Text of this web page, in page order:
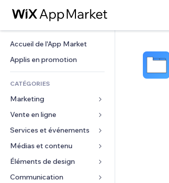
Accueil de l'App Market
Applis en promotion
CATÉGORIES
Marketing
Publicités
Mobile
Données analytiques
Réseaux sociaux
Vente en ligne
Applis pour les boutiques
Expédition et livraison
Boutons Vente
Services et événements
Hôtels
Événements
Restaurants
Médias et contenu
Galerie
Musique
Éléments de design
Cartes et navigation